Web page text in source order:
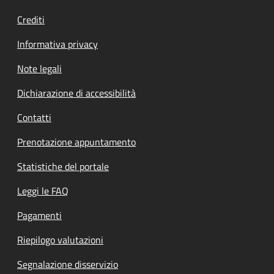
Crediti
Informativa privacy
Note legali
Dichiarazione di accessibilità
Contatti
Prenotazione appuntamento
Statistiche del portale
Leggi le FAQ
Pagamenti
Riepilogo valutazioni
Segnalazione disservizio